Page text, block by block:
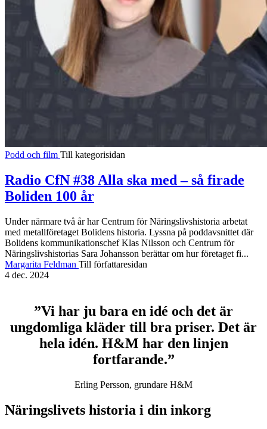
Podd och film Till kategorisidan
Radio CfN #38 Alla ska med – så firade
Boliden 100 år
Under närmare två år har Centrum för Näringslivshistoria arbetat
med metallföretaget Bolidens historia. Lyssna på poddavsnittet där
Bolidens kommunikationschef Klas Nilsson och Centrum för
Näringslivshistorias Sara Johansson berättar om hur företaget fi...
Margarita Feldman Till författaresidan
4 dec. 2024
”Vi har ju bara en idé och det är
ungdomliga kläder till bra priser. Det är
hela idén. H&M har den linjen
fortfarande.”
Erling Persson, grundare H&M
Näringslivets historia i din inkorg